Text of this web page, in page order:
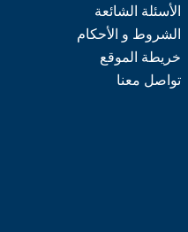
الأسئلة الشائعة
الشروط و الأحكام
خريطة الموقع
تواصل معنا